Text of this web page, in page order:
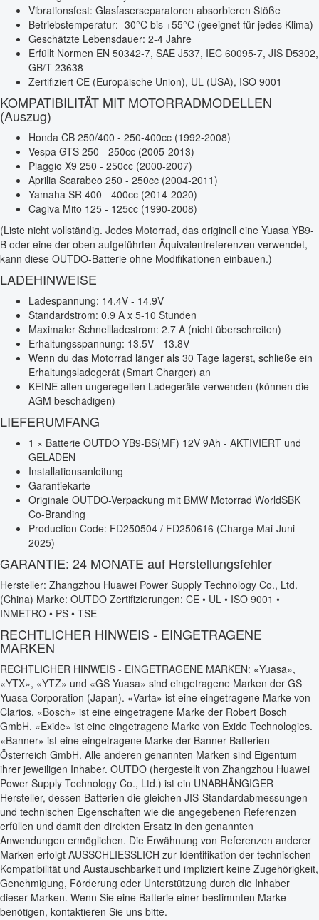
Vibrationsfest: Glasfaserseparatoren absorbieren Stöße
Betriebstemperatur: -30°C bis +55°C (geeignet für jedes Klima)
Geschätzte Lebensdauer: 2-4 Jahre
Erfüllt Normen EN 50342-7, SAE J537, IEC 60095-7, JIS D5302,
GB/T 23638
Zertifiziert CE (Europäische Union), UL (USA), ISO 9001
KOMPATIBILITÄT MIT MOTORRADMODELLEN
(Auszug)
Honda CB 250/400 - 250-400cc (1992-2008)
Vespa GTS 250 - 250cc (2005-2013)
Piaggio X9 250 - 250cc (2000-2007)
Aprilia Scarabeo 250 - 250cc (2004-2011)
Yamaha SR 400 - 400cc (2014-2020)
Cagiva Mito 125 - 125cc (1990-2008)
(Liste nicht vollständig. Jedes Motorrad, das originell eine Yuasa YB9-
B oder eine der oben aufgeführten Äquivalentreferenzen verwendet,
kann diese OUTDO-Batterie ohne Modifikationen einbauen.)
LADEHINWEISE
Ladespannung: 14.4V - 14.9V
Standardstrom: 0.9 A x 5-10 Stunden
Maximaler Schnellladestrom: 2.7 A (nicht überschreiten)
Erhaltungsspannung: 13.5V - 13.8V
Wenn du das Motorrad länger als 30 Tage lagerst, schließe ein
Erhaltungsladegerät (Smart Charger) an
KEINE alten ungeregelten Ladegeräte verwenden (können die
AGM beschädigen)
LIEFERUMFANG
1 × Batterie OUTDO YB9-BS(MF) 12V 9Ah - AKTIVIERT und
GELADEN
Installationsanleitung
Garantiekarte
Originale OUTDO-Verpackung mit BMW Motorrad WorldSBK
Co-Branding
Production Code: FD250504 / FD250616 (Charge Mai-Juni
2025)
GARANTIE: 24 MONATE auf Herstellungsfehler
Hersteller: Zhangzhou Huawei Power Supply Technology Co., Ltd.
(China) Marke: OUTDO Zertifizierungen: CE • UL • ISO 9001 •
INMETRO • PS • TSE
RECHTLICHER HINWEIS - EINGETRAGENE
MARKEN
RECHTLICHER HINWEIS - EINGETRAGENE MARKEN: «Yuasa»,
«YTX», «YTZ» und «GS Yuasa» sind eingetragene Marken der GS
Yuasa Corporation (Japan). «Varta» ist eine eingetragene Marke von
Clarios. «Bosch» ist eine eingetragene Marke der Robert Bosch
GmbH. «Exide» ist eine eingetragene Marke von Exide Technologies.
«Banner» ist eine eingetragene Marke der Banner Batterien
Österreich GmbH. Alle anderen genannten Marken sind Eigentum
ihrer jeweiligen Inhaber. OUTDO (hergestellt von Zhangzhou Huawei
Power Supply Technology Co., Ltd.) ist ein UNABHÄNGIGER
Hersteller, dessen Batterien die gleichen JIS-Standardabmessungen
und technischen Eigenschaften wie die angegebenen Referenzen
erfüllen und damit den direkten Ersatz in den genannten
Anwendungen ermöglichen. Die Erwähnung von Referenzen anderer
Marken erfolgt AUSSCHLIESSLICH zur Identifikation der technischen
Kompatibilität und Austauschbarkeit und impliziert keine Zugehörigkeit,
Genehmigung, Förderung oder Unterstützung durch die Inhaber
dieser Marken. Wenn Sie eine Batterie einer bestimmten Marke
benötigen, kontaktieren Sie uns bitte.